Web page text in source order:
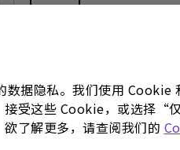
数据隐私。我们使用
受这些 Cookie，或选择“
了解更多，请查阅我们的
使用手册
Palette Master